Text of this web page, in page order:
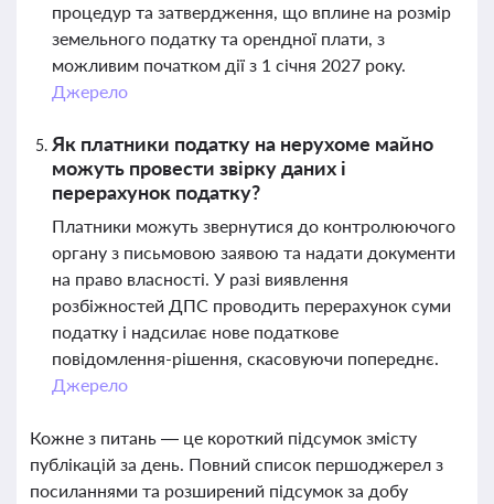
процедур та затвердження, що вплине на розмір
земельного податку та орендної плати, з
можливим початком дії з 1 січня 2027 року.
Джерело
Як платники податку на нерухоме майно
можуть провести звірку даних і
перерахунок податку?
Платники можуть звернутися до контролюючого
органу з письмовою заявою та надати документи
на право власності. У разі виявлення
розбіжностей ДПС проводить перерахунок суми
податку і надсилає нове податкове
повідомлення-рішення, скасовуючи попереднє.
Джерело
Кожне з питань — це короткий підсумок змісту
публікацій за день. Повний список першоджерел з
посиланнями та розширений підсумок за добу